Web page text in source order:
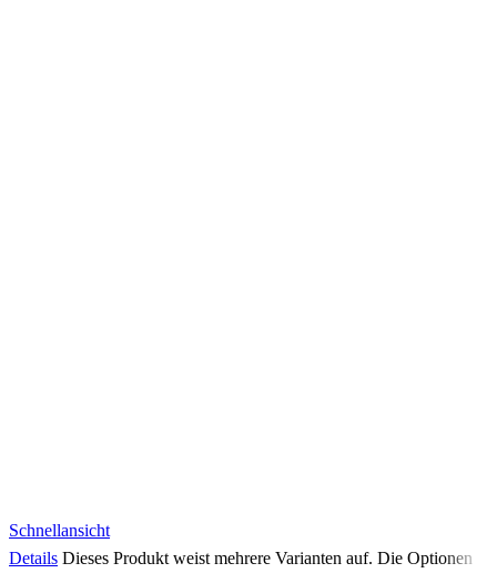
Schnellansicht
Details Dieses Produkt weist mehrere Varianten auf. Die Optionen